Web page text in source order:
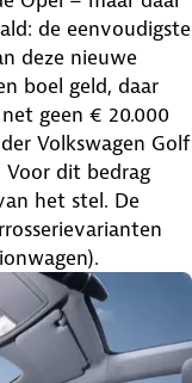
de eenvoudigste
deze nieuwe
boel geld, daar
geen € 20.000
Volkswagen Golf
Voor dit bedrag
het stel. De